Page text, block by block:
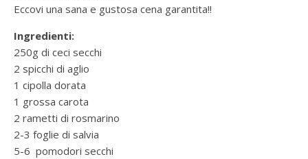
Eccovi una sana e gustosa cena garantita!!
Ingredienti:
250g di ceci secchi
2 spicchi di aglio
1 cipolla dorata
1 grossa carota
2 rametti di rosmarino
2-3 foglie di salvia
5-6 pomodori secchi